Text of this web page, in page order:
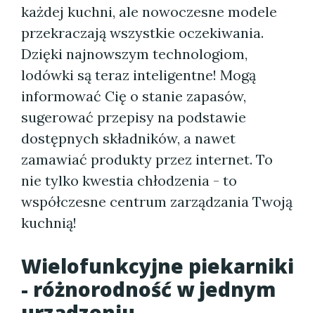
każdej kuchni, ale nowoczesne modele
przekraczają wszystkie oczekiwania.
Dzięki najnowszym technologiom,
lodówki są teraz inteligentne! Mogą
informować Cię o stanie zapasów,
sugerować przepisy na podstawie
dostępnych składników, a nawet
zamawiać produkty przez internet. To
nie tylko kwestia chłodzenia - to
współczesne centrum zarządzania Twoją
kuchnią!
Wielofunkcyjne piekarniki
- różnorodność w jednym